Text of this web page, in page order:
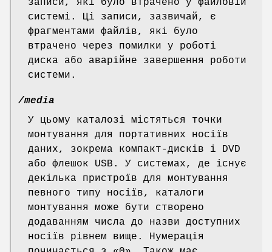
записи, які було втрачено у файловій
системі. Ці записи, зазвичай, є
фрагментами файлів, які було
втрачено через помилки у роботі
диска або аварійне завершення роботи
системи.
/media
У цьому каталозі містяться точки
монтування для портативних носіїв
даних, зокрема компакт-дисків і DVD
або флешок USB. У системах, де існує
декілька пристроїв для монтування
певного типу носіїв, каталоги
монтування може бути створено
додаванням числа до назви доступних
носіїв рівнем вище. Нумерація